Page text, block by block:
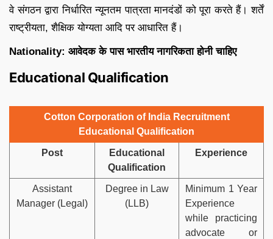
वे संगठन द्वारा निर्धारित न्यूनतम पात्रता मानदंडों को पूरा करते हैं। शर्तें
राष्ट्रीयता, शैक्षिक योग्यता आदि पर आधारित हैं।
Nationality: आवेदक के पास भारतीय नागरिकता होनी चाहिए
Educational Qualification
Cotton Corporation of India Recruitment
Educational Qualification
Post
Educational
Qualification
Experience
Assistant
Manager (Legal)
Degree in Law
(LLB)
Minimum 1 Year
Experience
while practicing
advocate or